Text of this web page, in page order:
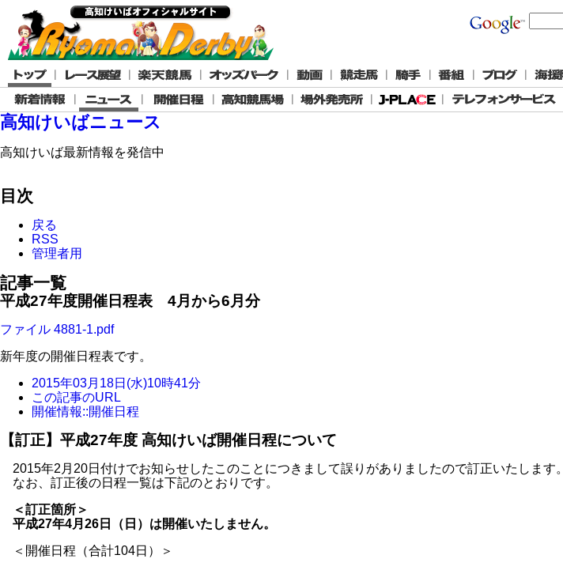
高知けいばニュース
高知けいば最新情報を発信中
目次
戻る
RSS
管理者用
記事一覧
平成27年度開催日程表 4月から6月分
ファイル 4881-1.pdf
新年度の開催日程表です。
2015年03月18日(水)10時41分
この記事のURL
開催情報::開催日程
【訂正】平成27年度 高知けいば開催日程について
2015年2月20日付けでお知らせしたこのことにつきまして誤りがありましたので訂正いたします。
なお、訂正後の日程一覧は下記のとおりです。
＜訂正箇所＞
平成27年4月26日（日）は開催いたしません。
＜開催日程（合計104日）＞